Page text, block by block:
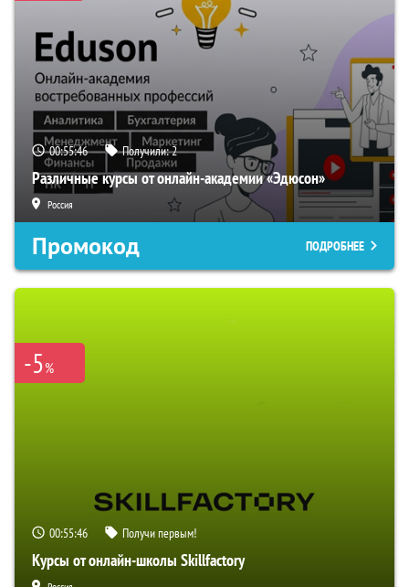
00:55:45 Получили:2
Различные курсы от онлайн-академии «Эдюсон»
Россия
Промокод ПОДРОБНЕЕ
-5%
00:55:45 Получи первым!
Курсы от онлайн-школы Skillfactory